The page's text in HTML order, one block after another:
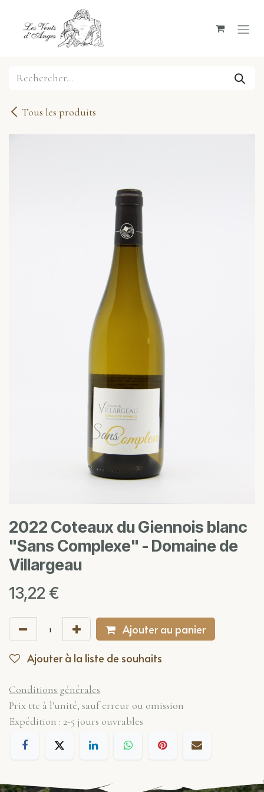
Se rendre au contenu
Tous les produits
2022 Coteaux du Giennois blanc
"Sans Complexe" - Domaine de
Villargeau
13,22 €
Ajouter au panier
Ajouter à la liste de souhaits
Conditions générales
Prix ttc à l'unité, sauf erreur ou omission
Expédition : 2-5 jours ouvrables